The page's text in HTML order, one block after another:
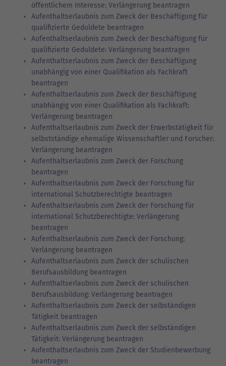
öffentlichem Interesse: Verlängerung beantragen
Aufenthaltserlaubnis zum Zweck der Beschäftigung für
qualifizierte Geduldete beantragen
Aufenthaltserlaubnis zum Zweck der Beschäftigung für
qualifizierte Geduldete: Verlängerung beantragen
Aufenthaltserlaubnis zum Zweck der Beschäftigung
unabhängig von einer Qualifikation als Fachkraft
beantragen
Aufenthaltserlaubnis zum Zweck der Beschäftigung
unabhängig von einer Qualifikation als Fachkraft:
Verlängerung beantragen
Aufenthaltserlaubnis zum Zweck der Erwerbstätigkeit für
selbstständige ehemalige Wissenschaftler und Forscher:
Verlängerung beantragen
Aufenthaltserlaubnis zum Zweck der Forschung
beantragen
Aufenthaltserlaubnis zum Zweck der Forschung für
international Schutzberechtigte beantragen
Aufenthaltserlaubnis zum Zweck der Forschung für
international Schutzberechtigte: Verlängerung
beantragen
Aufenthaltserlaubnis zum Zweck der Forschung:
Verlängerung beantragen
Aufenthaltserlaubnis zum Zweck der schulischen
Berufsausbildung beantragen
Aufenthaltserlaubnis zum Zweck der schulischen
Berufsausbildung: Verlängerung beantragen
Aufenthaltserlaubnis zum Zweck der selbständigen
Tätigkeit beantragen
Aufenthaltserlaubnis zum Zweck der selbständigen
Tätigkeit: Verlängerung beantragen
Aufenthaltserlaubnis zum Zweck der Studienbewerbung
beantragen